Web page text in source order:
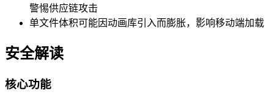
警惕供应链攻击
单文件体积可能因动画库引入而膨胀，影响移动端加载
安全解读
核心功能